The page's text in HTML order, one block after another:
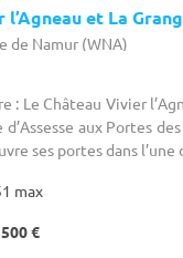
et La
de Namur (WNA)
: Le Château Vivier
aux Portes
ses portes dans l’une
max
€